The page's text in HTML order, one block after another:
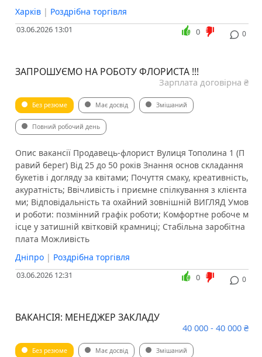
Харків | Роздрібна торгівля
03.06.2026 13:01 0
0
ЗАПРОШУЄМО НА РОБОТУ ФЛОРИСТА !!!
Зарплата договірна ₴
Без резюме Має досвід Змішаний
Повний робочий день
Опис вакансії Продавець-флорист Вулиця Тополина 1 (П
равий берег) Від 25 до 50 років Знання основ складання
букетів і догляду за квітами; Почуття смаку, креативність,
акуратність; Ввічливість і приємне спілкування з клієнта
ми; Відповідальність та охайний зовнішній ВИГЛЯД Умов
и роботи: позмінний графік роботи; Комфортне робоче м
ісце у затишній квітковій крамниці; Стабільна заробітна
плата Можливість
Дніпро | Роздрібна торгівля
03.06.2026 12:31 0
0
ВАКАНСІЯ: МЕНЕДЖЕР ЗАКЛАДУ
40 000 - 40 000 ₴
Без резюме Має досвід Змішаний